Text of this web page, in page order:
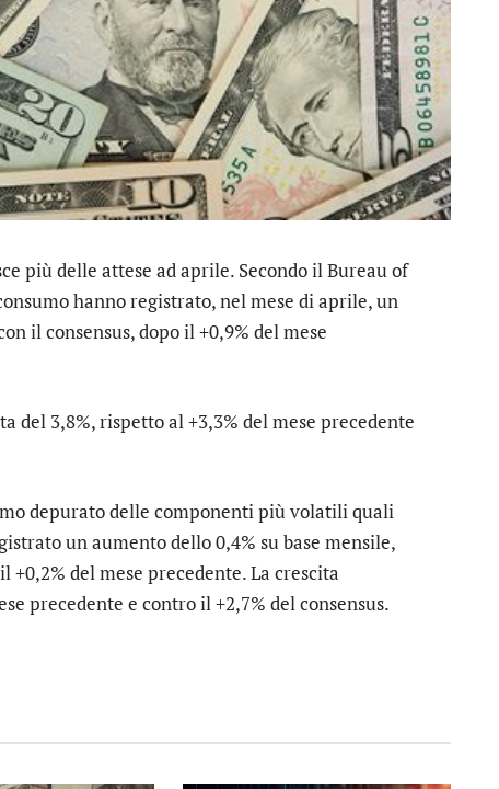
più delle attese ad aprile. Secondo il Bureau of
hanno registrato, nel mese di aprile, un
il consensus, dopo il +0,9% del mese
del 3,8%, rispetto al +3,3% del mese precedente
depurato delle componenti più volatili quali
un aumento dello 0,4% su base mensile,
del mese precedente. La crescita
precedente e contro il +2,7% del consensus.